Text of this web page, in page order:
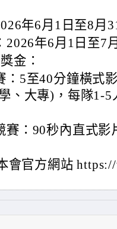
年6月1日至8月
2026年6月1日至7
金：
：5至40分鐘橫式
、大專)，每隊1-5
賽：90秒內直式影
會官方網站